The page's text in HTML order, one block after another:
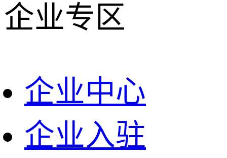
企业专区
企业中心
企业入驻